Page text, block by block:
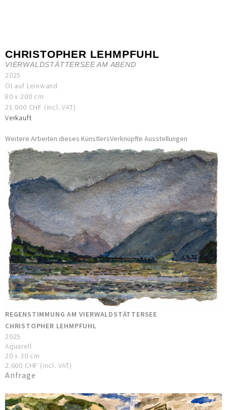
CHRISTOPHER LEHMPFUHL
VIERWALDSTÄTTERSEE AM ABEND
2025
Öl auf Leinwand
80 x 200 cm
21.000 CHF (incl. VAT)
Verkauft
Weitere Arbeiten dieses KünstlersVerknüpfte Ausstellungen
REGENSTIMMUNG AM VIERWALDSTÄTTERSEE
CHRISTOPHER LEHMPFUHL
2025
Aquarell
20 x 30 cm
2.600 CHF (incl. VAT)
Anfrage